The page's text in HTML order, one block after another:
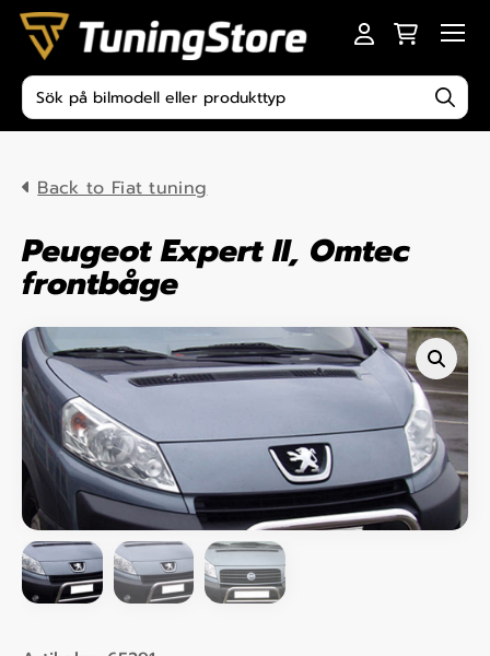
Skip to content
Produktsökning
Back to Fiat tuning
Peugeot Expert II, Omtec
frontbåge